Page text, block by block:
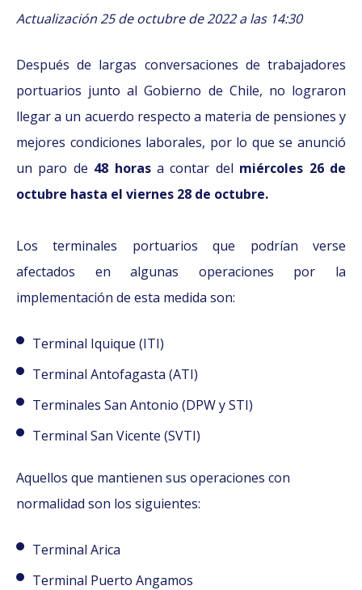
Actualización 25 de octubre de 2022 a las 14:30
Después de largas conversaciones de trabajadores
portuarios junto al Gobierno de Chile, no lograron
llegar a un acuerdo respecto a materia de pensiones y
mejores condiciones laborales, por lo que se anunció
un paro de 48 horasa contar del miércoles 26 de
octubre hasta el viernes 28 de octubre.
Los terminales portuarios que podrían verse
afectados en algunas operaciones por la
implementación de esta medida son:
Terminal Iquique (ITI)
Terminal Antofagasta (ATI)
Terminales San Antonio (DPW y STI)
Terminal San Vicente (SVTI)
Aquellos que mantienen sus operaciones con
normalidad son los siguientes:
Terminal Arica
Terminal Puerto Angamos